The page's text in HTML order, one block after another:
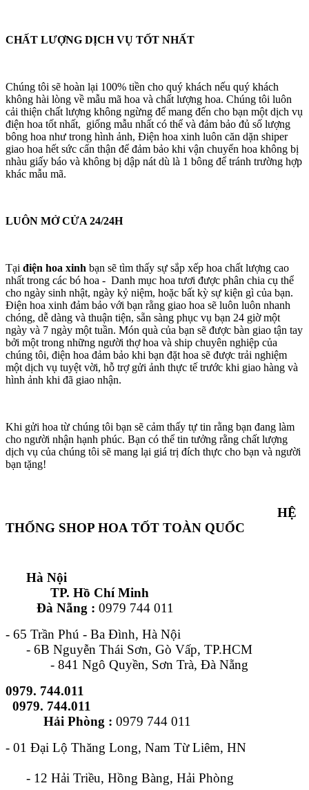
CHẤT LƯỢNG DỊCH VỤ TỐT NHẤT
Chúng tôi sẽ hoàn lại 100% tiền cho quý khách nếu quý khách
không hài lòng về mẫu mã hoa và chất lượng hoa. Chúng tôi luôn
cải thiện chất lượng không ngừng để mang đến cho bạn một dịch vụ
điện hoa tốt nhất, giống mẫu nhất có thể và đảm bảo đủ số lượng
bông hoa như trong hình ảnh, Điện hoa xinh luôn căn dặn shiper
giao hoa hết sức cẩn thận để đảm bảo khi vận chuyển hoa không bị
nhàu giấy báo và không bị dập nát dù là 1 bông để tránh trường hợp
khác mẫu mã.
LUÔN MỞ CỬA 24/24H
Tại điện hoa xinh bạn sẽ tìm thấy sự sắp xếp hoa chất lượng cao
nhất trong các bó hoa - Danh mục hoa tươi được phân chia cụ thể
cho ngày sinh nhật, ngày kỷ niệm, hoặc bất kỳ sự kiện gì của bạn.
Điện hoa xinh đảm bảo với bạn rằng giao hoa sẽ luôn luôn nhanh
chóng, dễ dàng và thuận tiện, sẵn sàng phục vụ bạn 24 giờ một
ngày và 7 ngày một tuần. Món quà của bạn sẽ được bàn giao tận tay
bởi một trong những người thợ hoa và ship chuyên nghiệp của
chúng tôi, điện hoa đảm bảo khi bạn đặt hoa sẽ được trải nghiệm
một dịch vụ tuyệt vời, hỗ trợ gửi ảnh thực tế trước khi giao hàng và
hình ảnh khi đã giao nhận.
Khi gửi hoa từ chúng tôi bạn sẽ cảm thấy tự tin rằng bạn đang làm
cho người nhận hạnh phúc. Bạn có thể tin tưởng rằng chất lượng
dịch vụ của chúng tôi sẽ mang lại giá trị đích thực cho bạn và người
bạn tặng!
HỆ
THỐNG SHOP HOA TỐT TOÀN QUỐC
Hà Nội
TP. Hồ Chí Minh
Đà Nẵng : 0979 744 011
- 65 Trần Phú - Ba Đình, Hà Nội
- 6B Nguyễn Thái Sơn, Gò Vấp, TP.HCM
- 841 Ngô Quyền, Sơn Trà, Đà Nẵng
0979. 744.011
0979. 744.011
Hải Phòng : 0979 744 011
- 01 Đại Lộ Thăng Long, Nam Từ Liêm, HN
- 12 Hải Triều, Hồng Bàng, Hải Phòng